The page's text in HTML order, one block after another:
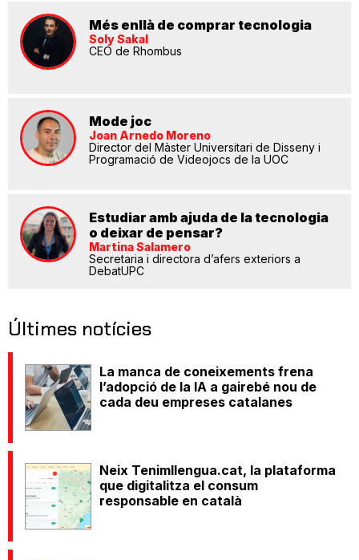
Més enllà de comprar tecnologia
Soly Sakal
CEO de Rhombus
Mode joc
Joan Arnedo Moreno
Director del Màster Universitari de Disseny i
Programació de Videojocs de la UOC
Estudiar amb ajuda de la tecnologia
o deixar de pensar?
Martina Salamero
Secretaria i directora d’afers exteriors a
DebatUPC
Últimes notícies
La manca de coneixements frena
l’adopció de la IA a gairebé nou de
cada deu empreses catalanes
Neix Tenimllengua.cat, la plataforma
que digitalitza el consum
responsable en català